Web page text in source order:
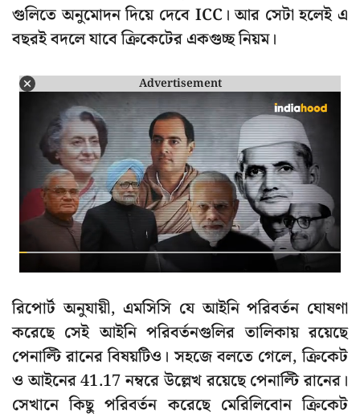
গুলিতে অনুমোদন দিয়ে দেবে ICC। আর সেটা হলেই এ
বছরই বদলে যাবে ক্রিকেটের একগুচ্ছ নিয়ম।
Advertisement
রিপোর্ট অনুযায়ী, এমসিসি যে আইনি পরিবর্তন ঘোষণা
করেছে সেই আইনি পরিবর্তনগুলির তালিকায় রয়েছে
পেনাল্টি রানের বিষয়টিও। সহজে বলতে গেলে, ক্রিকেট
ও আইনের 41.17 নম্বরে উল্লেখ রয়েছে পেনাল্টি রানের।
সেখানে কিছু পরিবর্তন করেছে মেরিলিবোন ক্রিকেট